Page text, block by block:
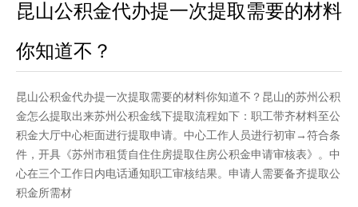
昆山公积金代办提一次提取需要的材料
你知道不？
昆山公积金代办提一次提取需要的材料你知道不？昆山的苏州公积
金怎么提取出来苏州公积金线下提取流程如下：职工带齐材料至公
积金大厅中心柜面进行提取申请。中心工作人员进行初审→符合条
件，开具《苏州市租赁自住住房提取住房公积金申请审核表》。中
心在三个工作日内电话通知职工审核结果。申请人需要备齐提取公
积金所需材